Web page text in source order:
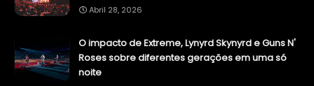
Abril 28, 2026
O impacto de Extreme, Lynyrd Skynyrd e Guns N'
Roses sobre diferentes gerações em uma só
noite